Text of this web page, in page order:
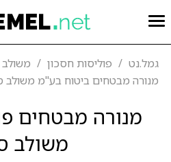
גמל.נט פוליסות חסכון
מנורה מבטחים ביטוח בע"מ משולב
מנורה מבטחים
משולב